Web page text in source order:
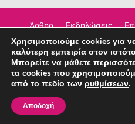
Άρθρα Εκδηλώσεις
Σχόλια Τέχνη –
Χρησιμοποιούμε cookies για
καλύτερη εμπειρία στον
Μπορείτε να μάθετε
τα cookies που
από το πεδίο των ρυθμίσεων.
Αποδοχή